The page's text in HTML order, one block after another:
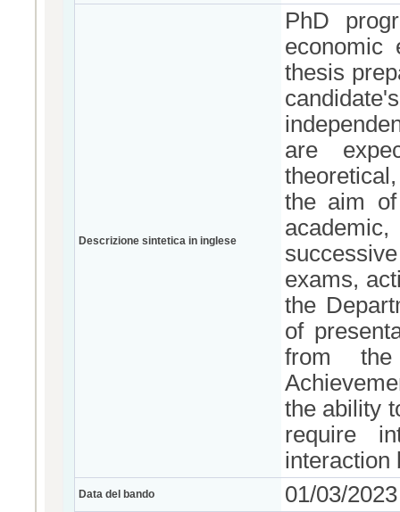
Descrizione sintetica in inglese
PhD
economic
thesis
are
the aim
exams,
the
of
from
the ability
require
interaction
Data del bando 01/03/2023